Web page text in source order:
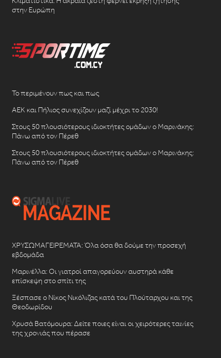
στην Ευρώπη
Το περιμένουν πως και πως
ΑΕΚ και Πήλιος συνεχίζουν μαζί μέχρι το 2030!
Στους 50 πλουσιότερους ιδιοκτήτες ομάδων ο Μαρινάκης:
Πάνω από τον Πέρεθ
Στους 50 πλουσιότερους ιδιοκτήτες ομάδων ο Μαρινάκης:
Πάνω από τον Πέρεθ
ΧΡΥΣΩΜΑΓΕΙΡΕΜΑΤΑ: Όλα όσα θα δούμε την προσεχή
εβδομάδα
Μαρινέλλα: Οι γιατροί απαγορεύουν αυστηρά κάθε
επίσκεψη στο σπίτι της
Ξέσπασε ο Νίκος Νικόλιζας κατά του Πλούταρχου και της
Θεοδωρίδου
Χρυσά Βατόμουρα: Δείτε ποιες είναι οι χειρότερες ταινίες
της χρονιάς που πέρασε